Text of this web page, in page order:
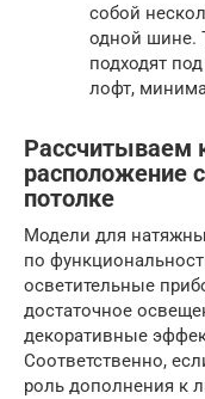
собой
одной шине.
подходят
лофт,
Рассчитываем
расположение
потолке
Модели для
по
осветительные
достаточное
декоративные
Соответственно,
роль дополнения к